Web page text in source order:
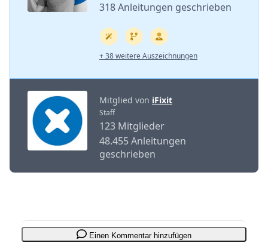
318 Anleitungen geschrieben
+ 38 weitere Auszeichnungen
Mitglied von iFixit
Staff
123 Mitglieder
48.455 Anleitungen
geschrieben
Einen Kommentar hinzufügen